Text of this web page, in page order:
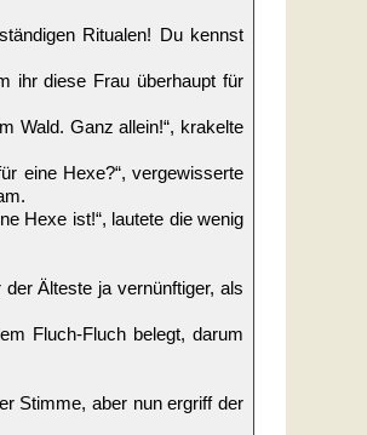
Ritualen! Du kennst
ihr diese Frau überhaupt für
Wald. Ganz allein!“, krakelte
eine Hexe?“, vergewisserte
Hexe ist!“, lautete die wenig
Älteste ja vernünftiger, als
Fluch-Fluch belegt, darum
Stimme, aber nun ergriff der